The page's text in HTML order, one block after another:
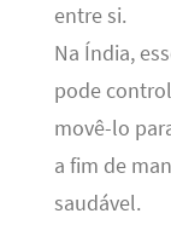
entre si.
Na Índia,
pode
movê-lo
a fim de
saudável.